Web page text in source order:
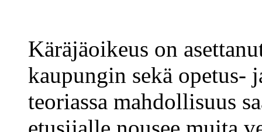
Käräjäoikeus on
kaupungin sekä
teoriassa mahdollisuus